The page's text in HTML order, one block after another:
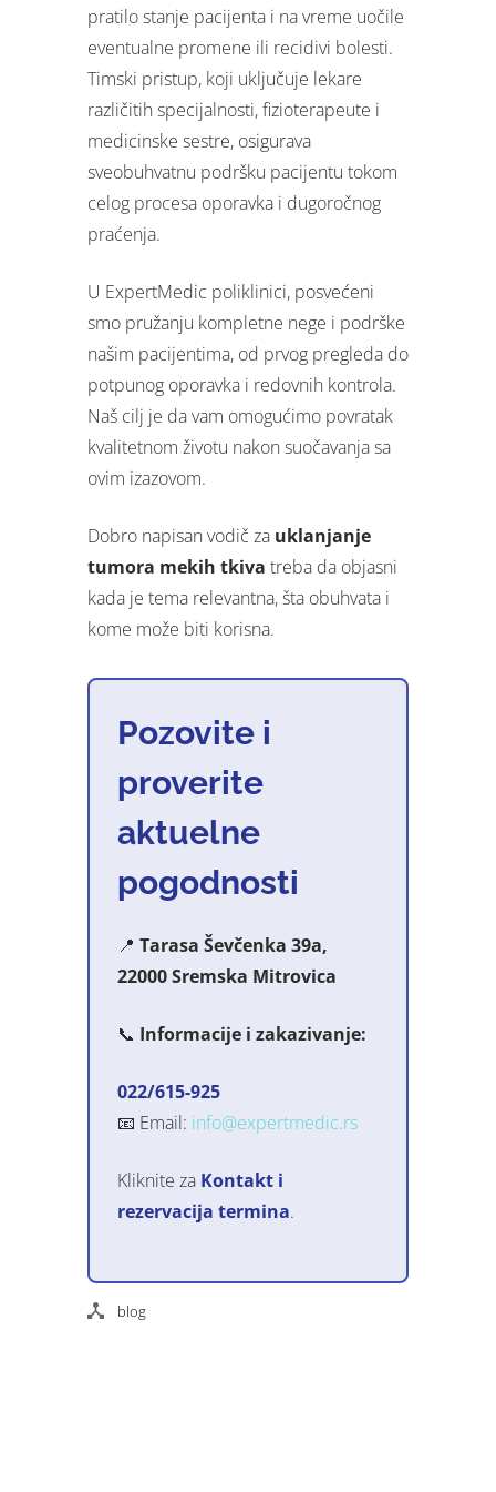
pratilo stanje pacijenta i na vreme uočile
eventualne promene ili recidivi bolesti.
Timski pristup, koji uključuje lekare
različitih specijalnosti, fizioterapeute i
medicinske sestre, osigurava
sveobuhvatnu podršku pacijentu tokom
celog procesa oporavka i dugoročnog
praćenja.
U ExpertMedic poliklinici, posvećeni
smo pružanju kompletne nege i podrške
našim pacijentima, od prvog pregleda do
potpunog oporavka i redovnih kontrola.
Naš cilj je da vam omogućimo povratak
kvalitetnom životu nakon suočavanja sa
ovim izazovom.
Dobro napisan vodič za uklanjanje
tumora mekih tkiva treba da objasni
kada je tema relevantna, šta obuhvata i
kome može biti korisna.
Pozovite i
proverite
aktuelne
pogodnosti
📍 Tarasa Ševčenka 39a,
22000 Sremska Mitrovica
📞 Informacije i zakazivanje:
022/615-925
📧 Email: info@expertmedic.rs
Kliknite za Kontakt i
rezervacija termina.
blog